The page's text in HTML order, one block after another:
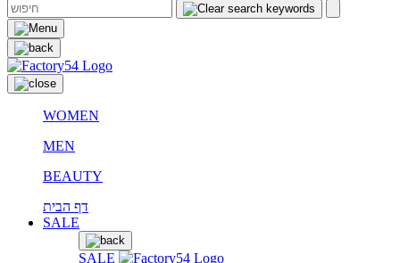
WOMEN
MEN
BEAUTY
דף הבית
SALE
SALE